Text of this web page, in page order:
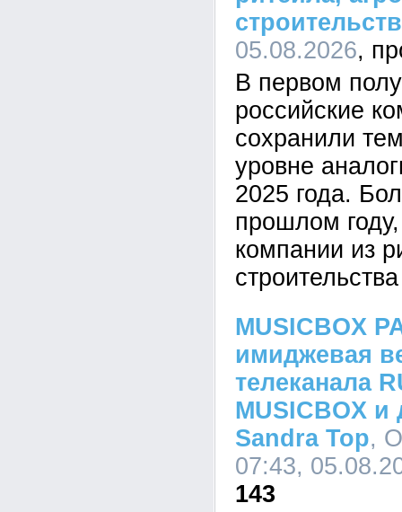
05.08.2026
В первом
российские
сохранили
уровне
2025 года.
прошлом
компании из
MUSICBOX
имиджевая
телеканала
MUSICBOX
Sandra Top,
07:43,
143